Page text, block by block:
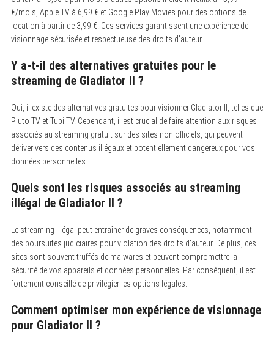
€/mois, Apple TV à 6,99 € et Google Play Movies pour des options de
location à partir de 3,99 €. Ces services garantissent une expérience de
visionnage sécurisée et respectueuse des droits d’auteur.
Y a-t-il des alternatives gratuites pour le
streaming de Gladiator II ?
Oui, il existe des alternatives gratuites pour visionner Gladiator II, telles que
Pluto TV et Tubi TV. Cependant, il est crucial de faire attention aux risques
associés au streaming gratuit sur des sites non officiels, qui peuvent
dériver vers des contenus illégaux et potentiellement dangereux pour vos
données personnelles.
Quels sont les risques associés au streaming
illégal de Gladiator II ?
Le streaming illégal peut entraîner de graves conséquences, notamment
des poursuites judiciaires pour violation des droits d’auteur. De plus, ces
sites sont souvent truffés de malwares et peuvent compromettre la
sécurité de vos appareils et données personnelles. Par conséquent, il est
fortement conseillé de privilégier les options légales.
Comment optimiser mon expérience de visionnage
pour Gladiator II ?